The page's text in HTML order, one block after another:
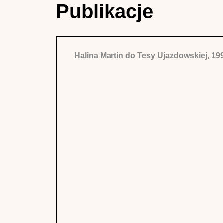
Publikacje
Halina Martin do Tesy Ujazdowskiej,